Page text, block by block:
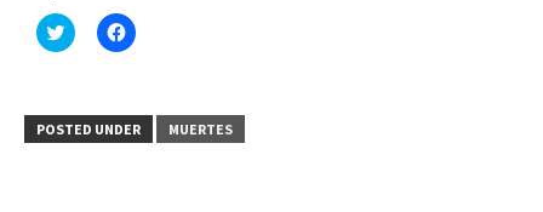
Haz
clic
(Se
abre
Haz
clic
(Se
abre
POSTED UNDER MUERTES